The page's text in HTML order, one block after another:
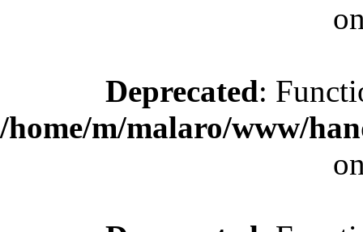
Deprecated:
/home/m/malaro/www/